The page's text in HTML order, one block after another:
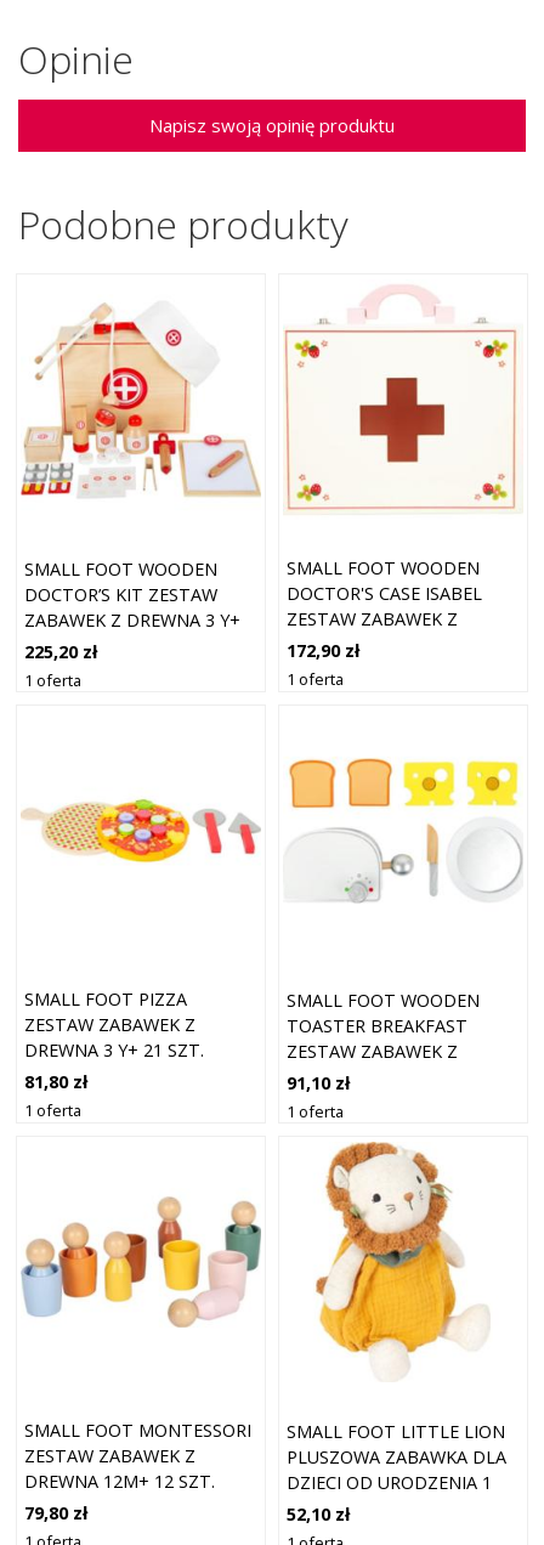
Opinie
Napisz swoją opinię produktu
Podobne produkty
SMALL FOOT WOODEN
DOCTOR’S KIT ZESTAW
ZABAWEK Z DREWNA 3 Y+
24 SZT.
225,20 zł
1 oferta
SMALL FOOT WOODEN
DOCTOR'S CASE ISABEL
ZESTAW ZABAWEK Z
DREWNA 3 Y+ 28 SZT.
172,90 zł
1 oferta
SMALL FOOT PIZZA
ZESTAW ZABAWEK Z
DREWNA 3 Y+ 21 SZT.
81,80 zł
1 oferta
SMALL FOOT WOODEN
TOASTER BREAKFAST
ZESTAW ZABAWEK Z
DREWNA 3Y+ 7 SZT.
91,10 zł
1 oferta
SMALL FOOT MONTESSORI
ZESTAW ZABAWEK Z
DREWNA 12M+ 12 SZT.
79,80 zł
SMALL FOOT LITTLE LION
PLUSZOWA ZABAWKA DLA
DZIECI OD URODZENIA 1
SZT.
52,10 zł